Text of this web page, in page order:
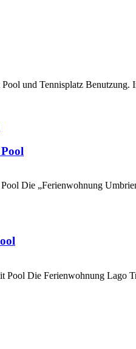
und Tennisplatz
Die „Ferienwohnung
Die Ferienwohnung Lago